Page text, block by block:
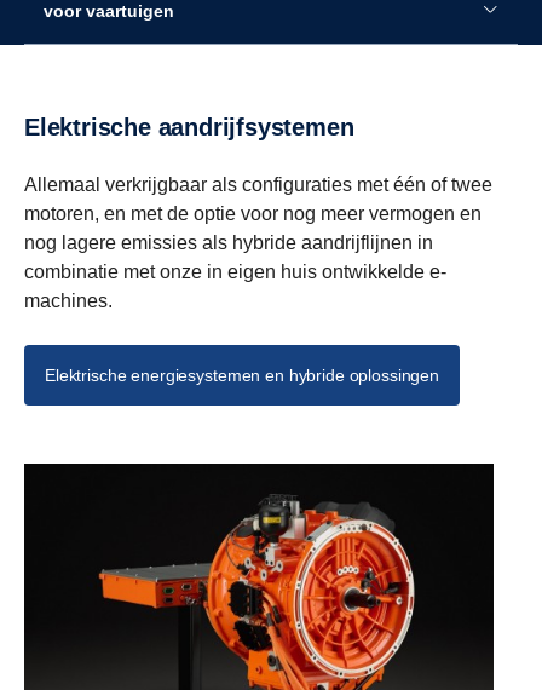
voor vaartuigen
Elektrische aandrijfsystemen
Allemaal verkrijgbaar als configuraties met één of twee
motoren, en met de optie voor nog meer vermogen en
nog lagere emissies als hybride aandrijflijnen in
combinatie met onze in eigen huis ontwikkelde e-
machines.
Elektrische energiesystemen en hybride oplossingen